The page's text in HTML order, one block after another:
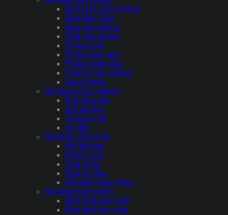
Bàn Họp Văn Phòng
Bàn Máy Tính
Bàn văn phòng
Ghế văn phòng
Phòng họp
Phòng làm việc
Phòng lãnh đạo
Thiết bị văn phòng
Vách Ngăn
Nội thất công nghiệp
Bàn thao tác
Giá kệ kho
Thiết bị y tế
Xe đẩy
Nội thất công trình
Hội trường
Khách sạn
Nhà hàng
Nhà thi đấu
Nội thất công cộng
Nội thất trường học
Bàn ghế giáo viên
Bàn ghế học sinh